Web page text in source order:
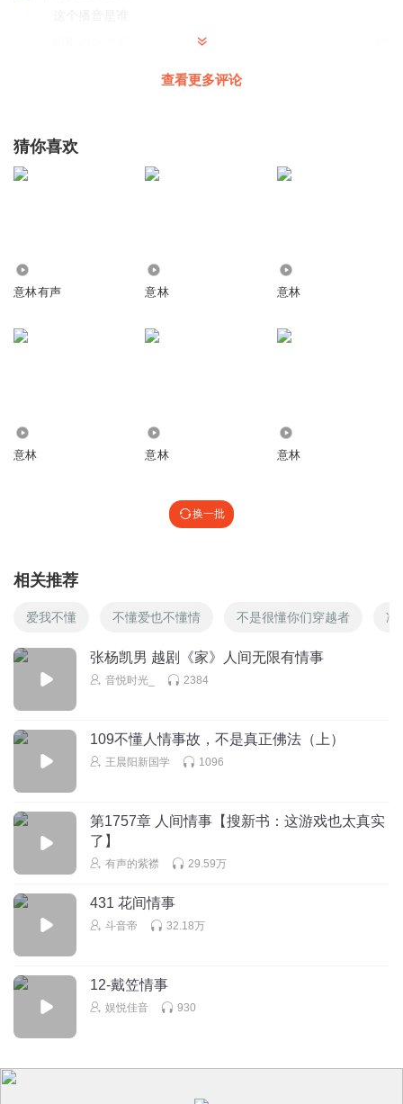
查看更多评论
猜你喜欢
意林有声 意林 意林
意林 意林 意林
换一批
相关推荐
爱我不懂 不懂爱也不懂情 不是很懂你们穿越者 冷
张杨凯男 越剧《家》人间无限有情事
音悦时光_ 2384
109不懂人情事故，不是真正佛法（上）
王晨阳新国学 1096
第1757章 人间情事【搜新书：这游戏也太真实
了】
有声的紫襟 29.59万
431 花间情事
斗音帝 32.18万
12-戴笠情事
娱悦佳音 930